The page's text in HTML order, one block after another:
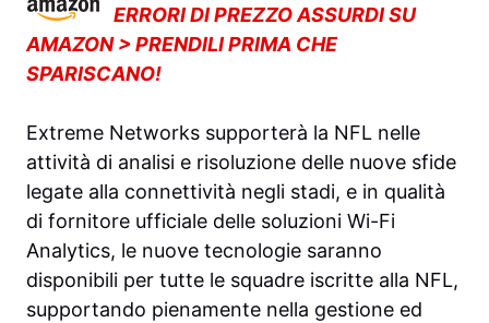
ERRORI DI PREZZO ASSURDI SU
AMAZON > PRENDILI PRIMA CHE
SPARISCANO!
Extreme Networks supporterà la NFL nelle
attività di analisi e risoluzione delle nuove sfide
legate alla connettività negli stadi, e in qualità
di fornitore ufficiale delle soluzioni Wi-Fi
Analytics, le nuove tecnologie saranno
disponibili per tutte le squadre iscritte alla NFL,
supportando pienamente nella gestione ed